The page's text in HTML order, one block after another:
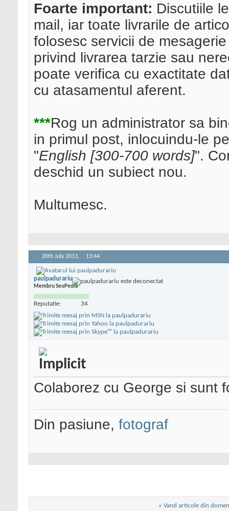
Foarte important: Discutiile
mail, iar toate livrarile de
folosesc servicii de
privind livrarea tarzie sau
poate verifica cu exactitate
cu atasamentul aferent.
***Rog un administrator sa
in primul post, inlocuindu-le
"English [300-700 words]".
deschid un subiect nou.
Multumesc.
20th July 2013, 13:44
paulpadurariu
Membru SeoPedia
Reputatie: 34
Colaborez cu George si sunt
Din pasiune, fotograf
« Vand articole din